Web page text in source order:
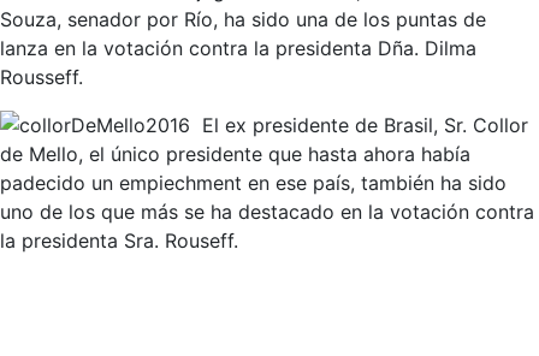
Souza, senador por Río, ha sido una de los puntas de
lanza en la votación contra la presidenta Dña. Dilma
Rousseff.
El ex presidente de Brasil, Sr. Collor
de Mello, el único presidente que hasta ahora había
padecido un empiechment en ese país, también ha sido
uno de los que más se ha destacado en la votación contra
la presidenta Sra. Rouseff.